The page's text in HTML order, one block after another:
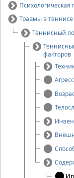
Психологическая
Травмы в теннисе
Теннисный
факторов